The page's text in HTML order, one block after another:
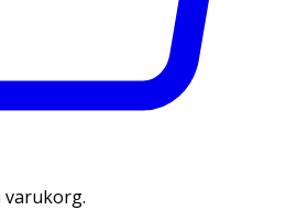
varukorg.